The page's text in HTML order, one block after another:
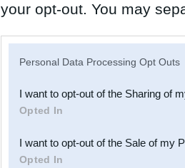
your opt-out. You may
Downstream Participants
third parties.
Personal Data Processing Opt Outs
I want to opt-out of the Sharing of
Opted In
I want to opt-out of the Sale of my
Opted In